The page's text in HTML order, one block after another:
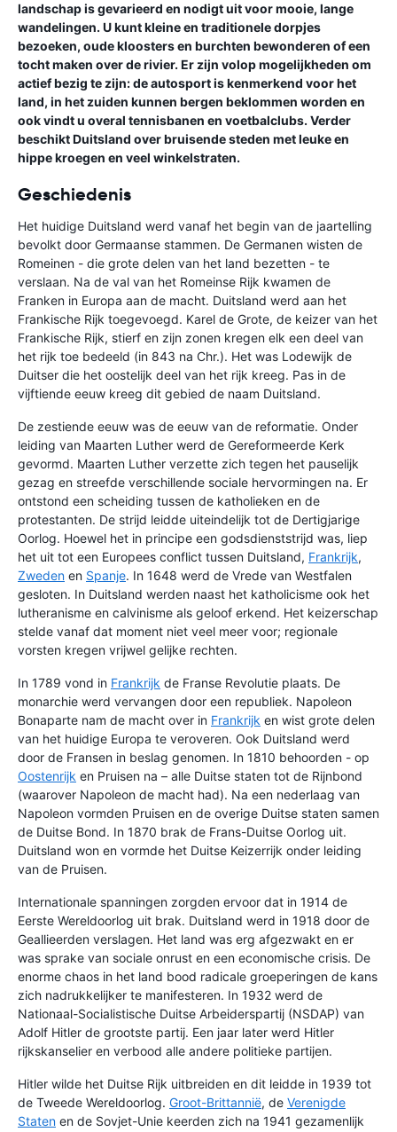
landschap is gevarieerd en nodigt uit voor mooie, lange
wandelingen. U kunt kleine en traditionele dorpjes
bezoeken, oude kloosters en burchten bewonderen of een
tocht maken over de rivier. Er zijn volop mogelijkheden om
actief bezig te zijn: de autosport is kenmerkend voor het
land, in het zuiden kunnen bergen beklommen worden en
ook vindt u overal tennisbanen en voetbalclubs. Verder
beschikt Duitsland over bruisende steden met leuke en
hippe kroegen en veel winkelstraten.
Geschiedenis
Het huidige Duitsland werd vanaf het begin van de jaartelling
bevolkt door Germaanse stammen. De Germanen wisten de
Romeinen - die grote delen van het land bezetten - te
verslaan. Na de val van het Romeinse Rijk kwamen de
Franken in Europa aan de macht. Duitsland werd aan het
Frankische Rijk toegevoegd. Karel de Grote, de keizer van het
Frankische Rijk, stierf en zijn zonen kregen elk een deel van
het rijk toe bedeeld (in 843 na Chr.). Het was Lodewijk de
Duitser die het oostelijk deel van het rijk kreeg. Pas in de
vijftiende eeuw kreeg dit gebied de naam Duitsland.
De zestiende eeuw was de eeuw van de reformatie. Onder
leiding van Maarten Luther werd de Gereformeerde Kerk
gevormd. Maarten Luther verzette zich tegen het pauselijk
gezag en streefde verschillende sociale hervormingen na. Er
ontstond een scheiding tussen de katholieken en de
protestanten. De strijd leidde uiteindelijk tot de Dertigjarige
Oorlog. Hoewel het in principe een godsdienststrijd was, liep
het uit tot een Europees conflict tussen Duitsland, Frankrijk,
Zweden en Spanje. In 1648 werd de Vrede van Westfalen
gesloten. In Duitsland werden naast het katholicisme ook het
lutheranisme en calvinisme als geloof erkend. Het keizerschap
stelde vanaf dat moment niet veel meer voor; regionale
vorsten kregen vrijwel gelijke rechten.
In 1789 vond in Frankrijk de Franse Revolutie plaats. De
monarchie werd vervangen door een republiek. Napoleon
Bonaparte nam de macht over in Frankrijk en wist grote delen
van het huidige Europa te veroveren. Ook Duitsland werd
door de Fransen in beslag genomen. In 1810 behoorden - op
Oostenrijk en Pruisen na – alle Duitse staten tot de Rijnbond
(waarover Napoleon de macht had). Na een nederlaag van
Napoleon vormden Pruisen en de overige Duitse staten samen
de Duitse Bond. In 1870 brak de Frans-Duitse Oorlog uit.
Duitsland won en vormde het Duitse Keizerrijk onder leiding
van de Pruisen.
Internationale spanningen zorgden ervoor dat in 1914 de
Eerste Wereldoorlog uit brak. Duitsland werd in 1918 door de
Geallieerden verslagen. Het land was erg afgezwakt en er
was sprake van sociale onrust en een economische crisis. De
enorme chaos in het land bood radicale groeperingen de kans
zich nadrukkelijker te manifesteren. In 1932 werd de
Nationaal-Socialistische Duitse Arbeiderspartij (NSDAP) van
Adolf Hitler de grootste partij. Een jaar later werd Hitler
rijkskanselier en verbood alle andere politieke partijen.
Hitler wilde het Duitse Rijk uitbreiden en dit leidde in 1939 tot
de Tweede Wereldoorlog. Groot-Brittannië, de Verenigde
Staten en de Sovjet-Unie keerden zich na 1941 gezamenlijk